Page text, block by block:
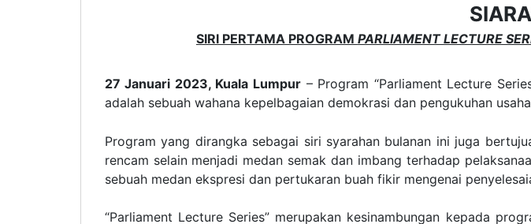
SIRI PERTAMA PROGRAM PARLIAMENT LECTURE
27 Januari 2023, Kuala Lumpur – Program “Parliament Lecture
adalah sebuah wahana kepelbagaian demokrasi dan pengukuhan
Program yang dirangka sebagai siri syarahan bulanan ini juga
rencam selain menjadi medan semak dan imbang terhadap
sebuah medan ekspresi dan pertukaran buah fikir mengenai
“Parliament Lecture Series” merupakan kesinambungan kepada